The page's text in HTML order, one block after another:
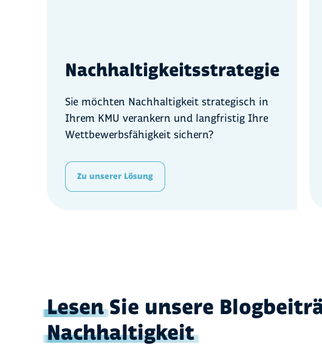
Nachhaltigkeitsstrategie
Sie möchten Nachhaltigkeit strategisch in
Ihrem KMU verankern und langfristig Ihre
Wettbewerbsfähigkeit sichern?
Zu unserer Lösung
LesenSie unsere
Nachhaltigkeit